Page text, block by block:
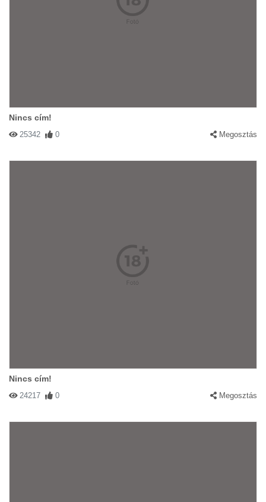
Nincs cím!
25342 0 Megosztás
Nincs cím!
24217 0 Megosztás